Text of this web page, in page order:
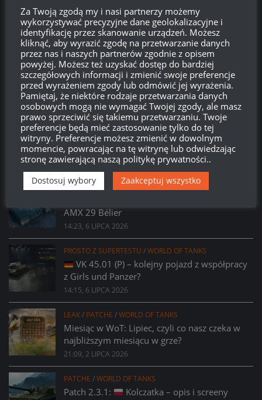
WordPress.org
Brakwierzchołka drzewkaod:
580
Dni
22
Godzin
03
Minut
52
Sekund
PROSTO Z SUPERTESTU/WORLD OF TANKS
AMX 29 Bélier
14:23, 6 LIPCA 2026
PROSTO Z SUPERTESTU /WORLD OF TANKS
VK 45.01 (P) – kolejny pojazd z współpracy
z Girls und Panzer?
14:15, 6 LIPCA 2026
LEAK/ PATCHE /WORLD OF TANKS
Miesiąc w WoT: Lipiec, czyli co nasz czeka w
najbliższym miesiącu w grze?
21:09, 2 LIPCA 2026
PATCHE /WORLD OF TANKS
Patch 2.3.1: Kolczatka – opis i screeny
Za Twoją zgodą my i nasi partnerzy możemy
wykorzystywać precyzyjne dane geolokalizacyjne i
identyfikację przez skanowanie urządzeń. Możesz
kliknąć, aby wyrazić zgodę na przetwarzanie danych
przez nas i naszych partnerów zgodnie z opisem
powyżej. Możesz też uzyskać dostęp do bardziej
szczegółowych informacji i zmienić swoje preferencje
przed wyrażeniem zgody lub odmówić jej wyrażenia.
Pamiętaj, że niektóre rodzaje przetwarzania danych
osobowych mogą nie wymagać Twojej zgody, ale masz
prawo sprzeciwić się takiemu przetwarzaniu. Twoje
preferencje będą mieć zastosowanie tylko do tej
witryny. Preferencje możesz zmienić w dowolnym
momencie, powracając na tę witrynę lub odwiedzając
stronę zawierającą naszą politykę prywatności..
Dostosuj wybory Zaakceptuj wszystko